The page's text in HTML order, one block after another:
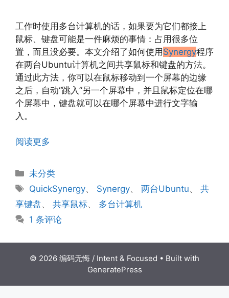
工作时使用多台计算机的话，如果要为它们都接上
鼠标、键盘可能是一件麻烦的事情：占用很多位
置，而且没必要。本文介绍了如何使用Synergy程序
在两台Ubuntu计算机之间共享鼠标和键盘的方法。
通过此方法，你可以在鼠标移动到一个屏幕的边缘
之后，自动“跳入”另一个屏幕中，并且鼠标定位在哪
个屏幕中，键盘就可以在哪个屏幕中进行文字输
入。
阅读更多
分
类
未分类
标
签
QuickSynergy、 Synergy、两台Ubuntu、共
享键盘、 共享鼠标、 多台计算机
1 条评论
© 2026 编码无悔 / Intent & Focused • Built with
GeneratePress